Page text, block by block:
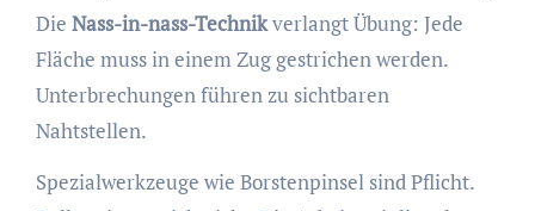
Die Nass-in-nass-Technikverlangt Übung: Jede
Fläche muss in einem Zug gestrichen werden.
Unterbrechungen führen zu sichtbaren
Nahtstellen.
Spezialwerkzeuge wie Borstenpinsel sind Pflicht.